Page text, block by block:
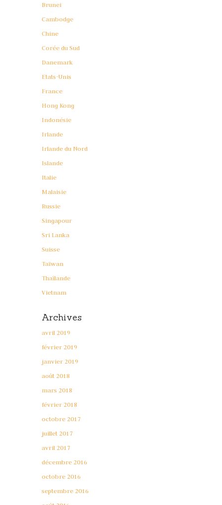
Brunei
Cambodge
Chine
Corée du Sud
Danemark
Etats-Unis
France
Hong Kong
Indonésie
Irlande
Irlande du Nord
Islande
Italie
Malaisie
Russie
Singapour
Sri Lanka
Suisse
Taïwan
Thaïlande
Vietnam
Archives
avril 2019
février 2019
janvier 2019
août 2018
mars 2018
février 2018
octobre 2017
juillet 2017
avril 2017
décembre 2016
octobre 2016
septembre 2016